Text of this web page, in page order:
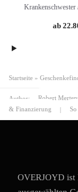
Startseite »
Author: Robert
& Finanzierung
|
OVERJOYD ist